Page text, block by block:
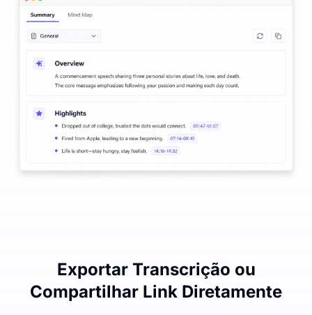
Exportar Transcrição ou
Compartilhar Link Diretamente